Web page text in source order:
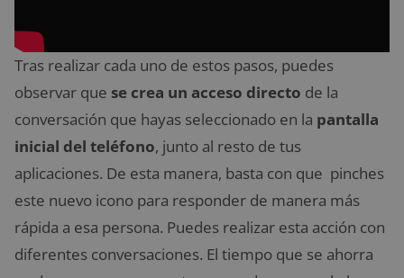
Tras realizar cada uno de estos pasos, puedes
observar que se crea un acceso directo de la
conversación que hayas seleccionado en la pantalla
inicial del teléfono, junto al resto de tus
aplicaciones. De esta manera, basta con que pinches
este nuevo icono para responder de manera más
rápida a esa persona. Puedes realizar esta acción con
diferentes conversaciones. El tiempo que se ahorra